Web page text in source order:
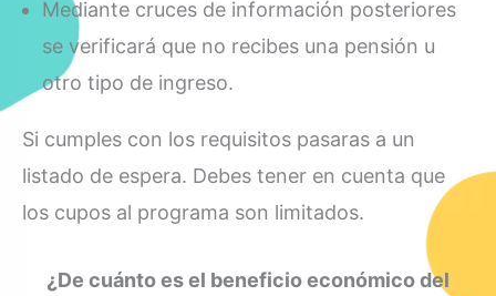
Mediante cruces de información posteriores
se verificará que no recibes una pensión u
otro tipo de ingreso.
Si cumples con los requisitos pasaras a un
listado de espera. Debes tener en cuenta que
los cupos al programa son limitados.
¿De cuánto es el beneficio económico del